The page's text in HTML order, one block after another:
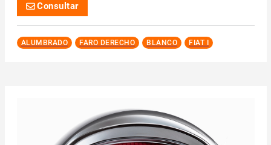
Consultar
ALUMBRADO FARO DERECHO BLANCO FIAT I